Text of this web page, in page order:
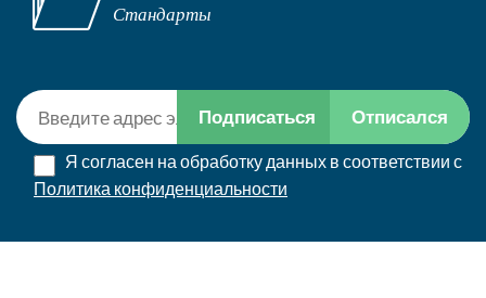
Стандарты
Подписаться Отписался
Я согласен на обработку данных в соответствии с
Политика конфиденциальности